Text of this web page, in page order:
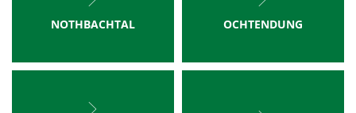
NOTHBACHTAL OCHTENDUNG